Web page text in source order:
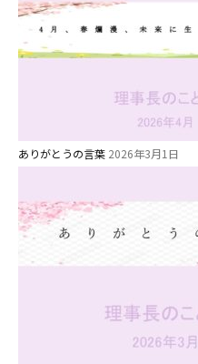
ありがとうの言葉 2026年3月1日
園のこと
園舎案内
課外教室
理事長のことば
教育と保育
美⽊多幼稚園の理想
預かり保育［ヒラソル ]